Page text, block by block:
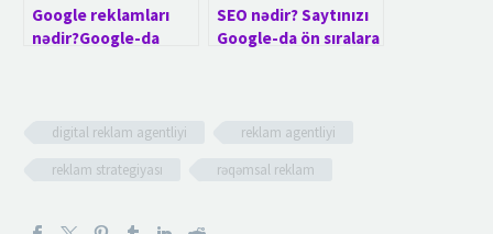
Google reklamları
nədir?Google-da
SEO nədir? Saytınızı
Google-da ön sıralara
digital reklam agentliyi
reklam agentliyi
reklam strategiyası
rəqəmsal reklam